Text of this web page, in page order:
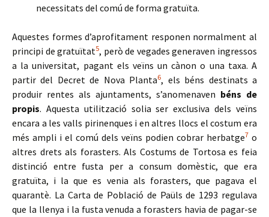
necessitats del comú de forma gratuïta.
Aquestes formes d’aprofitament responen normalment al
principi de gratuïtat5, però de vegades generaven ingressos
a la universitat, pagant els veïns un cànon o una taxa. A
partir del Decret de Nova Planta6, els béns destinats a
produir rentes als ajuntaments, s’anomenaven béns de
propis. Aquesta utilització solia ser exclusiva dels veïns
encara a les valls pirinenques i en altres llocs el costum era
més ampli i el comú dels veïns podien cobrar herbatge7 o
altres drets als forasters. Als Costums de Tortosa es feia
distinció entre fusta per a consum domèstic, que era
gratuïta, i la que es venia als forasters, que pagava el
quarantè. La Carta de Població de Paüls de 1293 regulava
que la llenya i la fusta venuda a forasters havia de pagar-se